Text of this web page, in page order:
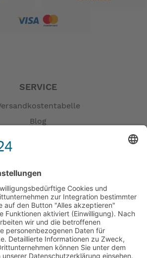
SERVICE
Blog
Versandpartner
Verfügbarkeiten
und Versand
Datenschutz